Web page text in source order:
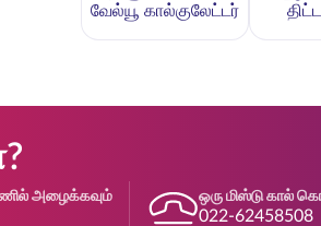
வேல்யூ கால்குலேட்டர்
அழைக்கவும் ஒரு மிஸ்டு கால்
022-62458508